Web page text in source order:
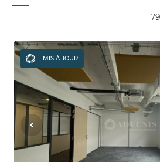
MIS À JOUR